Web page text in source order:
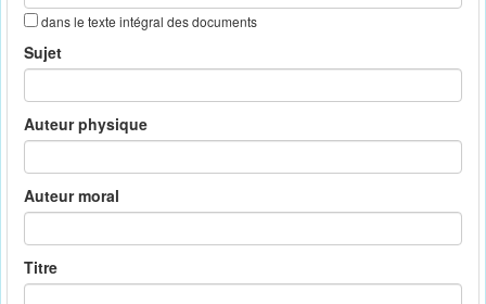
dans le texte intégral des documents
Sujet
Auteur physique
Auteur moral
Titre